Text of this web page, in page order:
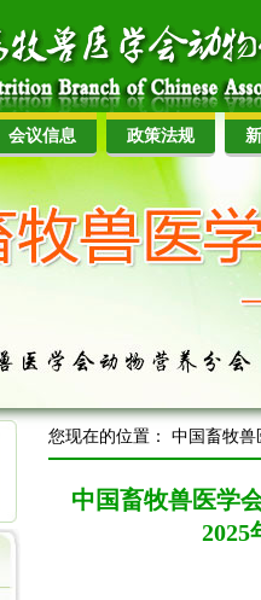
会议信息 政策法规
您现在的位置： 中国畜牧兽
中国畜牧兽医学
2025